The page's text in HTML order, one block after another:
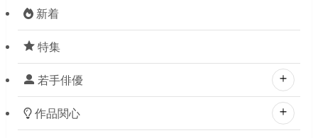
新着
特集
若手俳優
作品関心